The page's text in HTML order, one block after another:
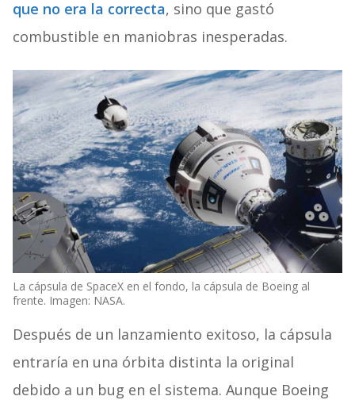
que no era la correcta, sino que gastó
combustible en maniobras inesperadas.
La cápsula de SpaceX en el fondo, la cápsula de Boeing al
frente. Imagen: NASA.
Después de un lanzamiento exitoso, la cápsula
entraría en una órbita distinta la original
debido a un bug en el sistema. Aunque Boeing